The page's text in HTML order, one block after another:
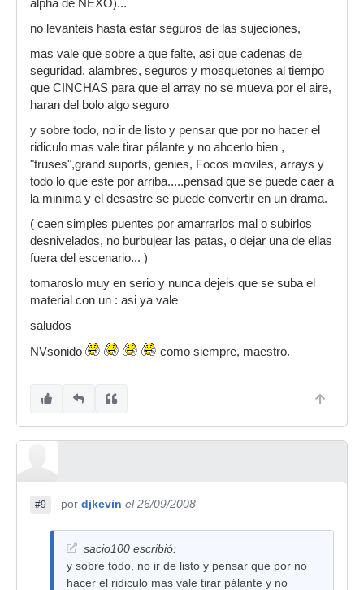
alpha de NEXO)...
no levanteis hasta estar seguros de las sujeciones,
mas vale que sobre a que falte, asi que cadenas de
seguridad, alambres, seguros y mosquetones al tiempo
que CINCHAS para que el array no se mueva por el aire,
haran del bolo algo seguro
y sobre todo, no ir de listo y pensar que por no hacer el
ridiculo mas vale tirar pálante y no ahcerlo bien ,
"truses",grand suports, genies, Focos moviles, arrays y
todo lo que este por arriba.....pensad que se puede caer a
la minima y el desastre se puede convertir en un drama.
( caen simples puentes por amarrarlos mal o subirlos
desnivelados, no burbujear las patas, o dejar una de ellas
fuera del escenario... )
tomaroslo muy en serio y nunca dejeis que se suba el
material con un : asi ya vale
saludos
NVsonido
como siempre, maestro.
#9 por djkevin el 26/09/2008
sacio100 escribió:
y sobre todo, no ir de listo y pensar que por no
hacer el ridiculo mas vale tirar pálante y no